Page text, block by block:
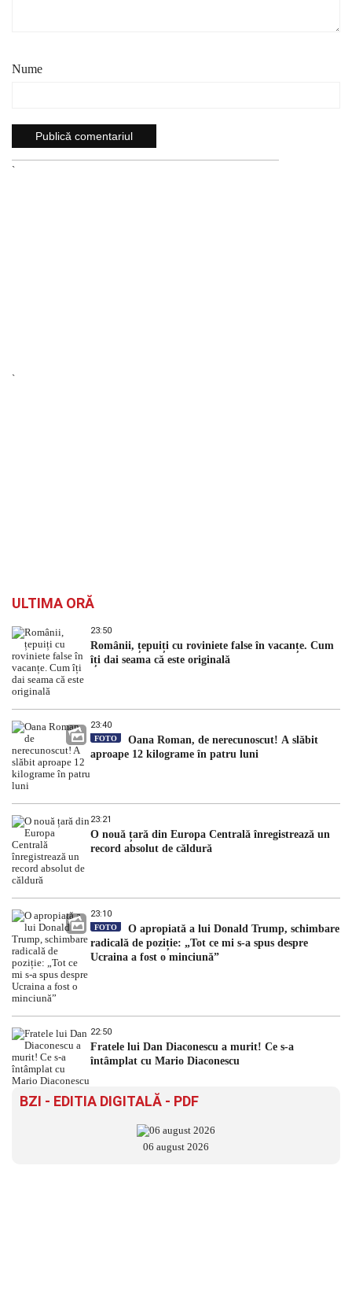
Nume
`
`
ULTIMA ORĂ
23:50
Românii, țepuiți cu roviniete false în vacanțe. Cum
îți dai seama că este originală
23:40
FOTO
Oana Roman, de nerecunoscut! A slăbit
aproape 12 kilograme în patru luni
23:21
O nouă țară din Europa Centrală înregistrează un
record absolut de căldură
23:10
FOTO
O apropiată a lui Donald Trump, schimbare
radicală de poziție: „Tot ce mi s-a spus despre
Ucraina a fost o minciună”
22:50
Fratele lui Dan Diaconescu a murit! Ce s-a
întâmplat cu Mario Diaconescu
BZI - EDITIA DIGITALĂ - PDF
06 august 2026